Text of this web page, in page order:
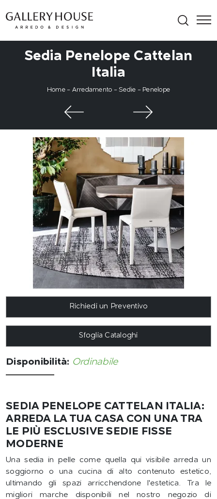
Sedia Penelope Cattelan
Italia
Home- Arredamento -Sedie - Penelope
Richiedi un Preventivo
Sfoglia Cataloghi
Disponibilità: Ordinabile
SEDIA PENELOPE CATTELAN ITALIA:
ARREDA LA TUA CASA CON UNA TRA
LE PIÙ ESCLUSIVE SEDIE FISSE
MODERNE
Una sedia in pelle come quella qui visibile arreda un
soggiorno o una cucina di alto contenuto estetico,
ultimando gli spazi arricchendone l'estetica. Tra le
migliori marche disponibili nel nostro negozio di